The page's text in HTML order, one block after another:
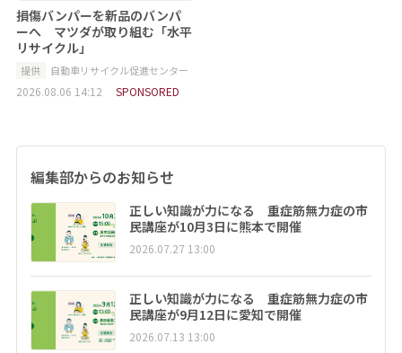
損傷バンパーを新品のバンパ
ーへ マツダが取り組む「水平
リサイクル」
提供 自動車リサイクル促進センター
2026.08.06 14:12 SPONSORED
編集部からのお知らせ
正しい知識が力になる 重症筋無力症の市
民講座が10月3日に熊本で開催
2026.07.27 13:00
正しい知識が力になる 重症筋無力症の市
民講座が9月12日に愛知で開催
2026.07.13 13:00